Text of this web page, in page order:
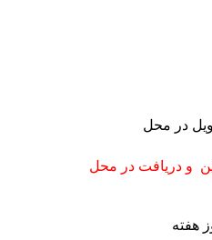
در محل
و دریافت در محل